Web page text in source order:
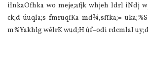
iïnkaOfhka wo meje;afjk whjeh ldrl iNdj
ck;d úuqla;s fmruqfKa md¾,sfïka;=
m%Yakhlg wêlrK wud;H úf–odi rdcmlaI